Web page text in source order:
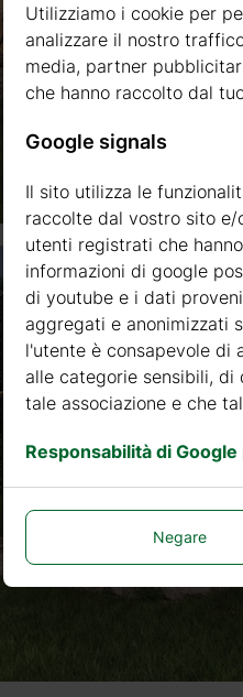
Utilizziamo i cookie per
analizzare il nostro
media, partner
che hanno raccolto dal
Google signals
Il sito utilizza le
raccolte dal vostro sito
utenti registrati che
informazioni di google
di youtube e i dati
aggregati e anonimizzati
l'utente è consapevole di
alle categorie sensibili,
tale associazione e che
Responsabilità di
Negare